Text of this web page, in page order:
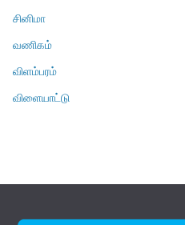
சினிமா
வணிகம்
விளம்பரம்
விளையாட்டு